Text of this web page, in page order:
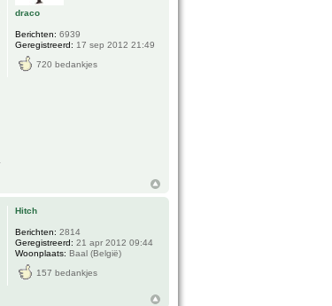
draco
Berichten: 6939
Geregistreerd: 17 sep 2012 21:49
720 bedankjes
Hitch
Berichten: 2814
Geregistreerd: 21 apr 2012 09:44
Woonplaats: Baal (België)
157 bedankjes